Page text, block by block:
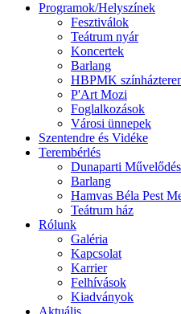
Programok/Helyszínek
Fesztiválok
Teátrum nyár
Koncertek
Barlang
HBPMK
P'Art Mozi
Foglalkozások
Városi ünnepek
Szentendre és Vidéke
Terembérlés
Dunaparti
Barlang
Hamvas Béla Pest
Teátrum ház
Rólunk
Galéria
Kapcsolat
Karrier
Felhívások
Kiadványok
Aktuális